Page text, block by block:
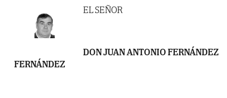
EL SEÑOR
DON JUAN ANTONIO FERNÁNDEZ
FERNÁNDEZ